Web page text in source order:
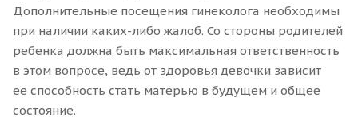
Дополнительные посещения гинеколога необходимы
при наличии каких-либо жалоб. Со стороны родителей
ребенка должна быть максимальная ответственность
в этом вопросе, ведь от здоровья девочки зависит
ее способность стать матерью в будущем и общее
состояние.